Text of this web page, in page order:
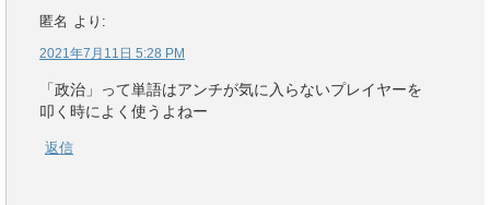
匿名 より:
2021年7月11日 5:28 PM
「政治」って単語はアンチが気に入らないプレイヤーを
叩く時によく使うよねー
返信